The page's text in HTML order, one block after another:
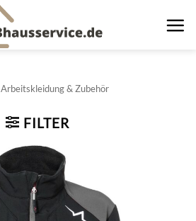
Arbeitskleidung & Zubehör
FILTER